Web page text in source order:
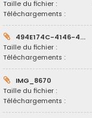
Taille du fichier :
Téléchargements :
494E174C-4146-4...
Taille du fichier :
Téléchargements :
IMG_8670
Taille du fichier :
Téléchargements :